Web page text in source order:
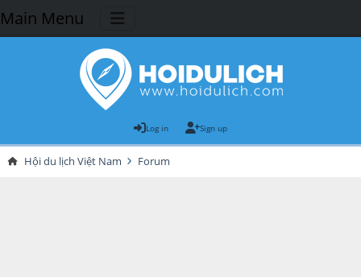
Main Menu
Log in Sign up
Hội du lịch Việt Nam Forum